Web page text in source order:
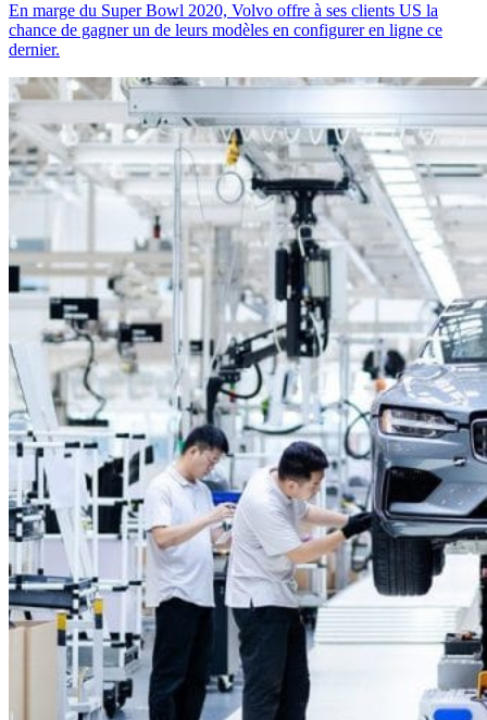
En marge du Super Bowl 2020, Volvo offre à ses clients US la
chance de gagner un de leurs modèles en configurer en ligne ce
dernier.